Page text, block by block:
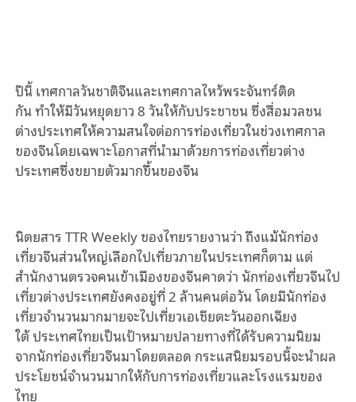
ปีนี้เทศกาลวันชาติจีนและเทศกาลไหว้พระจันทร์ติด
กันทำให้มีวันหยุดยาว 8วันให้กับประชาชนซึ่งสื่อมวลชน
ต่างประเทศให้ความสนใจต่อการท่องเที่ยวในช่วงเทศกาล
ของจีนโดยเฉพาะโอกาสที่นำมาด้วยการท่องเที่ยวต่าง
ประเทศซึ่งขยายตัวมากขึ้นของจีน
นิตยสารTTR Weeklyของไทยรายงานว่าถึงแม้นักท่อง
เที่ยวจีนส่วนใหญ่เลือกไปเที่ยวภายในประเทศก็ตาม แต่
สำนักงานตรวจคนเข้าเมืองของจีนคาดว่านักท่องเที่ยวจีนไป
เที่ยวต่างประเทศยังคงอยู่ที่2 ล้านคนต่อวันโดยมีนักท่อง
เที่ยวจำนวนมากมายจะไปเที่ยวเอเชียตะวันออกเฉียง
ใต้ประเทศไทยเป็นเป้าหมายปลายทางที่ได้รับความนิยม
จากนักท่องเที่ยวจีนมาโดยตลอด กระแสนิยมรอบนี้จะนำผล
ประโยชน์จำนวนมากให้กับการท่องเที่ยวและโรงแรมของ
ไทย